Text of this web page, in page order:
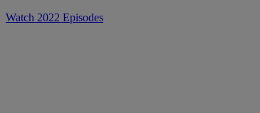
Watch 2022 Episodes